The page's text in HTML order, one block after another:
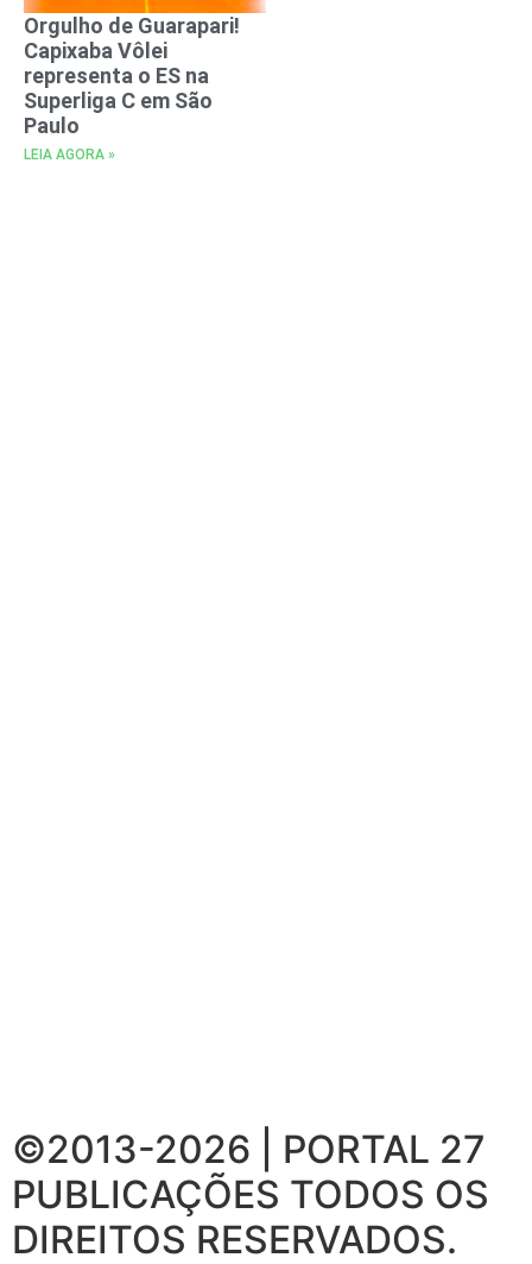
Orgulho de Guarapari!
Capixaba Vôlei
representa o ES na
Superliga C em São
Paulo
LEIA AGORA »
©2013-2026 | PORTAL 27
PUBLICAÇÕES TODOS OS
DIREITOS RESERVADOS.